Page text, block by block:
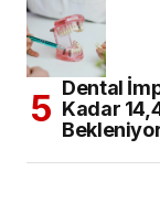
Dental
Kadar